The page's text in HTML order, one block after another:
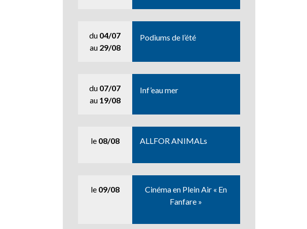
du 04/07
au 29/08
Podiums de l’été
du 07/07
au 19/08
Inf’eau mer
le 08/08 ALLFOR ANIMALs
le 09/08
Cinéma en Plein Air « En
Fanfare »